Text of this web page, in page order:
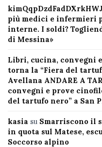
più medici e infermieri
interne. I soldi?
di Messina»
Libri, cucina, convegni
torna la “Fiera del
Avellana ANDARE A
convegni e prove
del tartufo nero” a San
kasia su Smarriscono il
in quota sul Matese,
Soccorso alpino